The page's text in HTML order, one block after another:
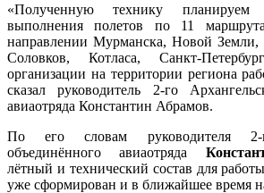
«Полученную технику планируем
выполнения полетов по 11
направлении Мурманска, Новой Земли,
Соловков, Котласа, Санкт-
организации на территории региона
сказал руководитель 2-го
авиаотряда Константин Абрамов.
По его словам руководителя 2-
объединённого авиаотряда
лётный и технический состав для
уже сформирован и в ближайшее время